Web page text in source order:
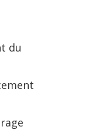
du